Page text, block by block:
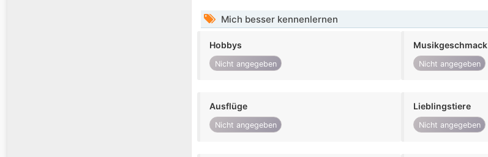
Mich besser kennenlernen
Hobbys
Nicht angegeben
Musikgeschmack
Nicht angegeben
Ausflüge
Nicht angegeben
Lieblingstiere
Nicht angegeben